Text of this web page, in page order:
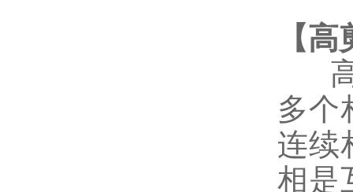
【高
多个
连续
相是